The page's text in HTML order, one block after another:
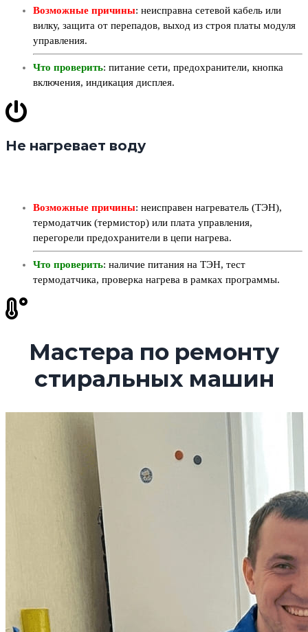
Возможные причины: неисправна сетевой кабель или
вилку, защита от перепадов, выход из строя платы модуля
управления.
Что проверить: питание сети, предохранители, кнопка
включения, индикация дисплея.
Не нагревает воду
Возможные причины: неисправен нагреватель (ТЭН),
термодатчик (термистор) или плата управления,
перегорели предохранители в цепи нагрева.
Что проверить: наличие питания на ТЭН, тест
термодатчика, проверка нагрева в рамках программы.
Мастера по ремонту
стиральных машин